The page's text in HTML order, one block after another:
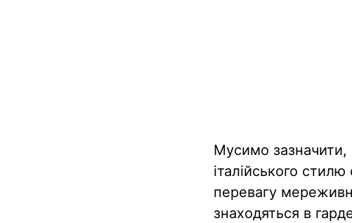
Мусимо
італійського
перевагу
знаходяться в